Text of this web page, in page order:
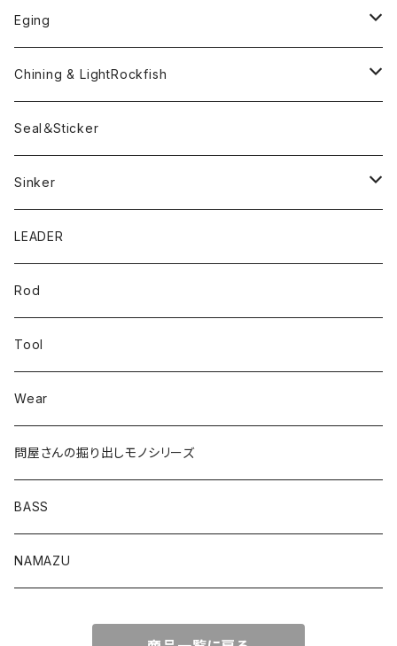
漁港ワームLv.2
Bスネイクinch
Luckyワームシリーズ
ディープスワイパー
YARIE
ECOGEAR
TWObyTWO
ツートンネクタイ
ACTIVE
Eging
Egi
Rig
Chining & LightRockfish
Worm
KeeperLine
Seal＆Sticker
Sinker
キーパーライン
U4シンカー
LEADER
Rod
Tool
Wear
問屋さんの掘り出しモノシリーズ
BASS
NAMAZU